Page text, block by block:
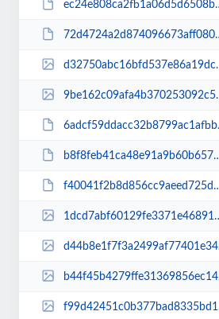
ec24e808ca2fb1a06d5d6508b40e4497.pdf
72d4724a2d874096673aff0809c5183a.pdf
d32750abc16bfd537e86a19dc7eecf16.jpg
9be162c09afa4b370253092c51133610.jpg
6adcf59ddacc32b8799ac1afbb5e2404.pdf
b8f8feb41ca48e91a9b60b6572b0fedc.pdf
f40041f2b8d856cc9aeed725d95ee3b4.pdf
1dcd7abf60129fe3371e468916999bb7.jpg
d44b8e1f7f3a2499af77401e3423da3e.jpg
b44f45b4279ffe31369856ec145bb0cc.jpg
f99d42451c0b377bad8335bd18f99838.jpg